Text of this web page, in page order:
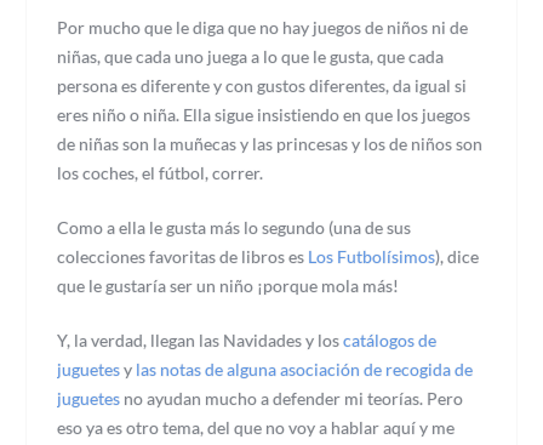
Por mucho que le diga que no hay juegos de niños ni de
niñas, que cada uno juega a lo que le gusta, que cada
persona es diferente y con gustos diferentes, da igual si
eres niño o niña. Ella sigue insistiendo en que los juegos
de niñas son la muñecas y las princesas y los de niños son
los coches, el fútbol, correr.
Como a ella le gusta más lo segundo (una de sus
colecciones favoritas de libros es Los Futbolísimos), dice
que le gustaría ser un niño ¡porque mola más!
Y, la verdad, llegan las Navidades y loscatálogos de
juguetesy las notas de alguna asociación de recogida de
juguetes no ayudan mucho a defender mi teorías. Pero
eso ya es otro tema, del que no voy a hablar aquí y me